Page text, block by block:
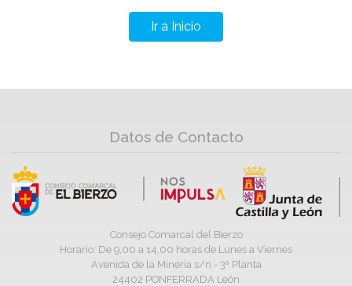
Ir a Inicio
Datos de Contacto
Consejo Comarcal del Bierzo
Horario: De 9,00 a 14,00 horas de Lunes a Viernes
Avenida de la Minería s/n - 3ª Planta
24402 PONFERRADA León